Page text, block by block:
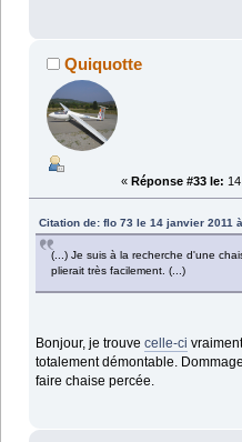
Quiquotte
« Réponse #33 le:
Citation de: flo 73 le 14 janvier 2011
(...) Je suis à la recherche d'une
plierait très facilement. (...)
Bonjour, je trouvecelle-ci
totalement démontable.
faire chaise percée.